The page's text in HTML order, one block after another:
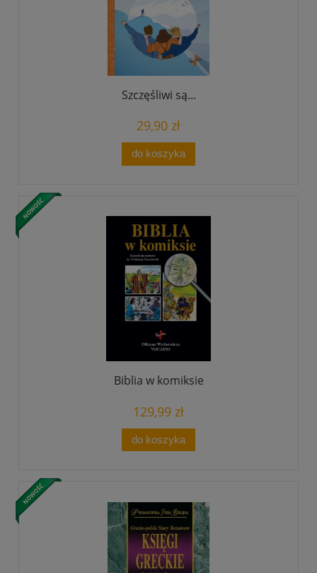
Szczęśliwi są...
29,90 zł
do koszyka
Biblia w komiksie
129,99 zł
do koszyka